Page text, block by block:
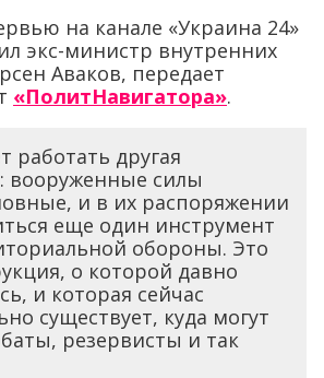
на канале «Украина 24»
экс-министр внутренних
Аваков, передает
«ПолитНавигатора».
работать другая
вооруженные силы
и в их распоряжении
еще один инструмент
обороны. Это
о которой давно
и которая сейчас
существует, куда могут
резервисты и так